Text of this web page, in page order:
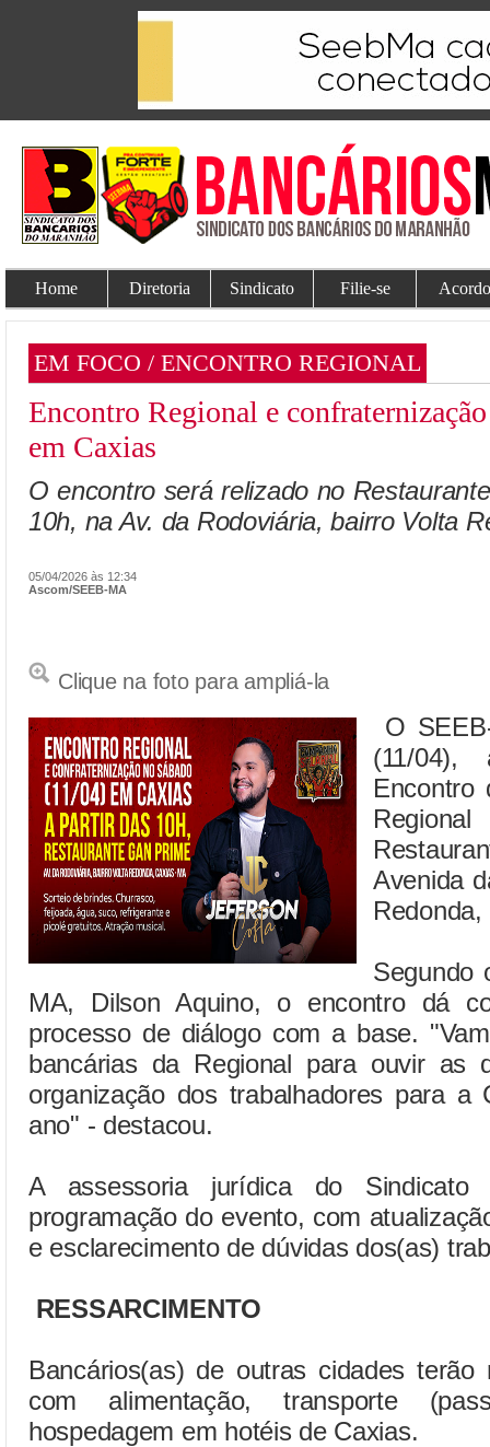
Home Diretoria Sindicato Filie-se
EM FOCO / ENCONTRO REGIONAL
Encontro Regional e
em Caxias
O encontro será relizado no
10h, na Av. da Rodoviária, bairro Volta
05/04/2026 às 12:34
Ascom/SEEB-MA
Clique na foto para ampliá-la
O
(11/
Encontro
Avenida
Segundo
MA, Dilson Aquino, o encontro dá
processo de diálogo com a base.
bancárias da Regional para ouvir as
organização dos trabalhadores para a
ano" - destacou.
A assessoria jurídica do Sindicato
programação do evento, com
e esclarecimento de dúvidas dos(as)
RESSARCIMENTO
Bancários(as) de outras cidades terão
com alimentação, transporte
hospedagem em hotéis de Caxias.